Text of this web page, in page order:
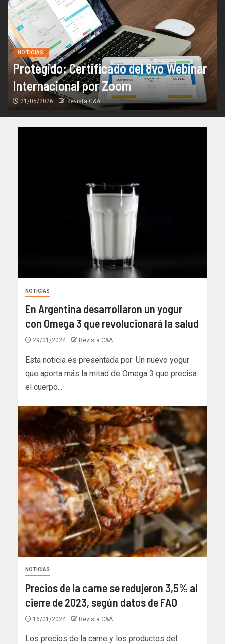
NOTICIAS
Protegido: Certificado del 8vo Webinar
Internacional por Zoom
21/05/2026 Revista C&A
NOTICIAS
En Argentina desarrollaron un yogur
con Omega 3 que revolucionará la salud
29/01/2024 Revista C&A
Esta noticia es presentada por: Un nuevo yogur
que aporta más la mitad de Omega 3 que precisa
el cuerpo...
NOTICIAS
Precios de la carne se redujeron 3,5% al
cierre de 2023, según datos de FAO
16/01/2024 Revista C&A
Los precios de la carne y los productos del